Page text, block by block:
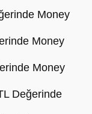
Money
Money
Money
Değerinde